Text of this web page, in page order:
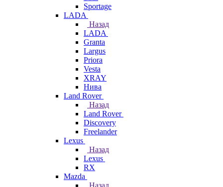
Sportage
LADA
Назад
LADA
Granta
Largus
Priora
Vesta
XRAY
Нива
Land Rover
Назад
Land Rover
Discovery
Freelander
Lexus
Назад
Lexus
RX
Mazda
Назад